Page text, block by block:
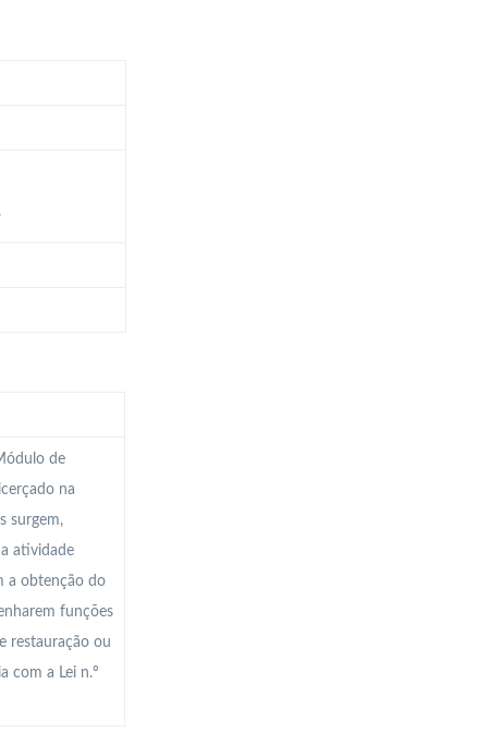
de
na
surgem,
atividade
a obtenção do
funções
restauração ou
com a Lei n.º